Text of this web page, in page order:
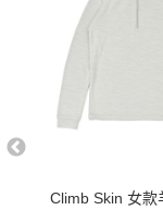
Climb Skin 女款